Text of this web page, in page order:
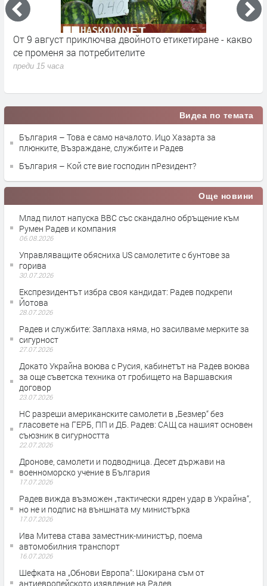
приключва двойното етикетиране - какво
за потребителите
часа
Млад
Видеа по темата
България – Това е само началото. Ицо Хазарта за
плюнките, Възраждане, службите и Радев
България – Кой сте вие господин пРезидент?
Още новини
Млад пилот напуска ВВС със скандално обръщение към
Румен Радев и компания
06.08.2026
Управляващите обясниха US самолетите с бунтове за
горива
30.07.2026
Експрезидентът избра своя кандидат: Радев подкрепи
Йотова
28.07.2026
Радев и службите: Заплаха няма, но засилваме мерките за
сигурност
27.07.2026
Докато Украйна воюва с Русия, кабинетът на Радев воюва
за още съветска техника от гробището на Варшавския
договор
23.07.2026
НС разреши американските самолети в „Безмер“ без
гласовете на ГЕРБ, ПП и ДБ. Радев: САЩ са нашият основен
съюзник в сигурността
22.07.2026
Дронове, самолети и подводница. Десет държави на
военноморско учение в България
17.07.2026
Радев вижда възможен „тактически ядрен удар в Украйна“,
но не и подпис на външната му министърка
17.07.2026
Ива Митева става заместник-министър, поема
автомобилния транспорт
16.07.2026
Шефката на „Обнови Европа“: Шокирана съм от
антиевропейското изявление на Радев